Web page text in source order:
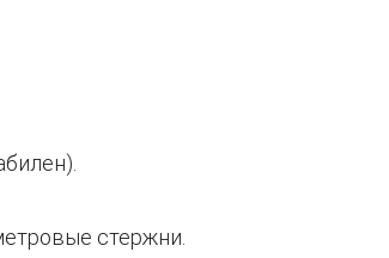
стержни.